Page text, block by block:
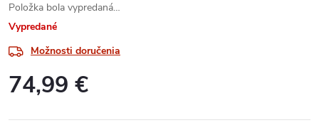
Položka bola vypredaná…
Vypredané
Možnosti doručenia
74,99 €
cena: